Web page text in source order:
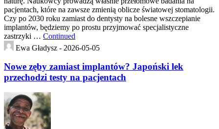
pacjentach, które na zawsze zmienią oblicze światowej stomatologii.
Czy po 2030 roku zamiast do dentysty na bolesne wszczepianie
implantów, będziemy po prostu przyjmować specjalistyczne
zastrzyki … Continued
Ewa Gładysz - 2026-05-05
Nowe zęby zamiast implantów? Japoński lek
przechodzi testy na pacjentach